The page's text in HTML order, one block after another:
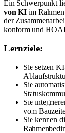
Ein Schwerpunkt
von KI im
der
konform und
Lernziele:
Sie setzen
Sie
Sie
vom
Sie kennen